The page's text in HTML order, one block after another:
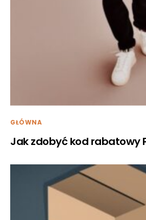
GŁÓWNA
Jak zdobyć kod rabatowy